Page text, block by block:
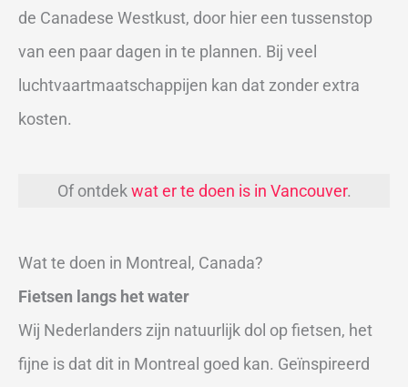
de Canadese Westkust, door hier een tussenstop
van een paar dagen in te plannen. Bij veel
luchtvaartmaatschappijen kan dat zonder extra
kosten.
Of ontdekwat er te doen is in Vancouver.
Wat te doen in Montreal, Canada?
Fietsen langs het water
Wij Nederlanders zijn natuurlijk dol op fietsen, het
fijne is dat dit in Montreal goed kan. Geïnspireerd